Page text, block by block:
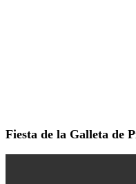
Fiesta de la Galleta de